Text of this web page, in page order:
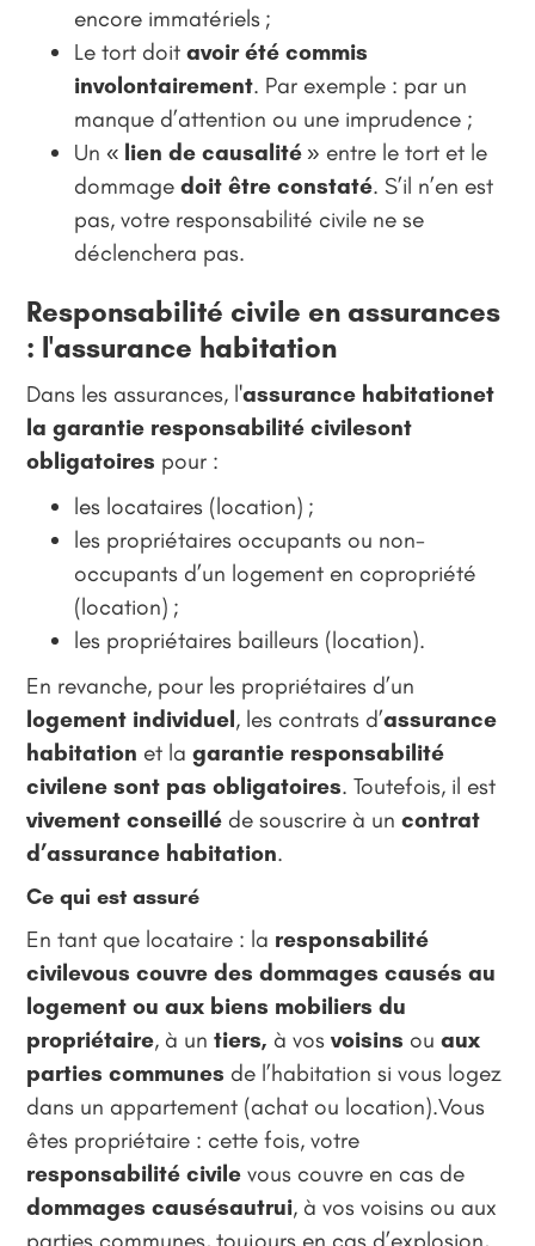
encore immatériels ;
Le tort doitavoir été commis
involontairement. Par exemple : par un
manque d’attention ou une imprudence ;
Un « lien de causalité » entre le tort et le
dommagedoit être constaté. S’il n’en est
pas, votre responsabilité civile ne se
déclenchera pas.
Responsabilité civile en assurances
: l'assurance habitation
Dans les assurances, l'assurance habitationet
la garantie responsabilité civilesont
obligatoires pour :
les locataires (location) ;
les propriétaires occupants ou non-
occupants d’un logement en copropriété
(location) ;
les propriétaires bailleurs (location).
En revanche, pour les propriétaires d’un
logement individuel, les contrats d’assurance
habitation et lagarantie responsabilité
civilene sont pas obligatoires. Toutefois, il est
vivement conseillé de souscrire à uncontrat
d’assurance habitation.
Ce qui est assuré
En tant que locataire : la responsabilité
civilevous couvre des dommages causés au
logement ou aux biens mobiliers du
propriétaire, à un tiers, à vosvoisins ouaux
parties communes de l’habitation si vous logez
dans un appartement (achat ou location).Vous
êtes propriétaire : cette fois, votre
responsabilité civile vous couvre en cas de
dommages causésautrui, à vos voisins ou aux